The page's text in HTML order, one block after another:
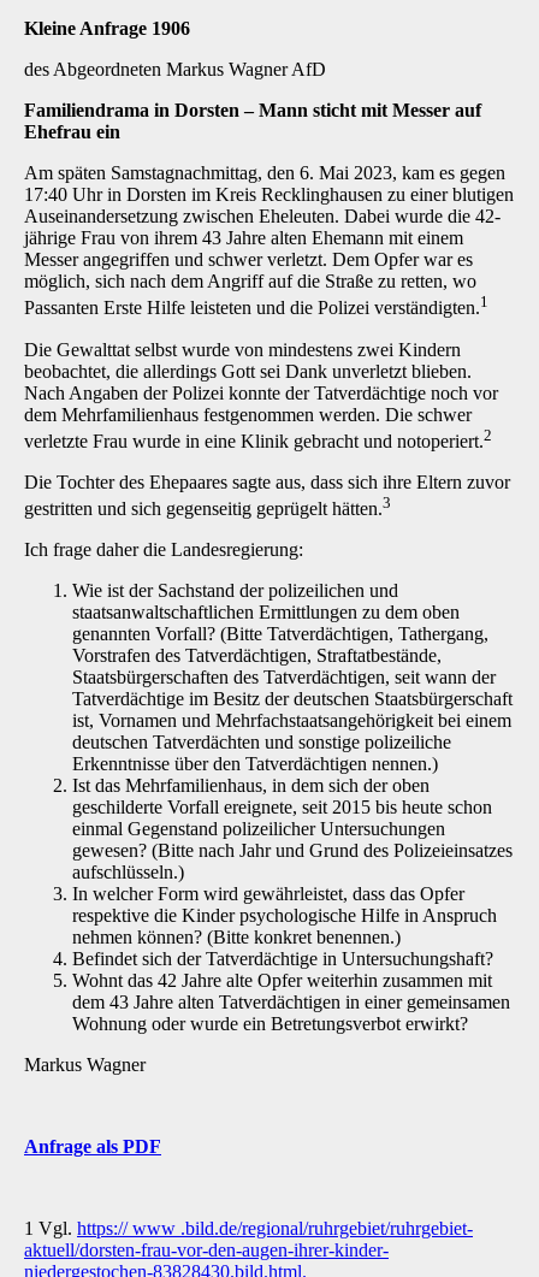
Kleine Anfrage 1906
des Abgeordneten Markus Wagner AfD
Familiendrama in Dorsten–Mann sticht mit Messer auf
Ehefrau ein
Am späten Samstagnachmittag, den 6. Mai 2023, kam es gegen
17:40 Uhr in Dorsten im Kreis Recklinghausen zu einer blutigen
Auseinandersetzung zwischen Eheleuten. Dabei wurde die 42-
jährige Frau von ihrem 43 Jahre alten Ehemann mit einem
Messer angegriffen und schwer verletzt. Dem Opfer war es
möglich, sich nach dem Angriff auf die Straße zu retten, wo
Passanten Erste Hilfe leisteten und die Polizei verständigten.1
Die Gewalttat selbst wurde von mindestens zwei Kindern
beobachtet, die allerdings Gott sei Dank unverletzt blieben.
Nach Angaben der Polizei konnte der Tatverdächtige noch vor
dem Mehrfamilienhaus festgenommen werden. Die schwer
verletzte Frau wurde in eine Klinik gebracht und notoperiert.2
Die Tochter des Ehepaares sagte aus, dass sich ihre Eltern zuvor
gestritten und sich gegenseitig geprügelt hätten.3
Ich frage daher die Landesregierung:
Wie ist der Sachstand der polizeilichen und
staatsanwaltschaftlichen Ermittlungen zu dem oben
genannten Vorfall? (Bitte Tatverdächtigen, Tathergang,
Vorstrafen des Tatverdächtigen, Straftatbestände,
Staatsbürgerschaften des Tatverdächtigen, seit wann der
Tatverdächtige im Besitz der deutschen Staatsbürgerschaft
ist, Vornamen und Mehrfachstaatsangehörigkeit bei einem
deutschen Tatverdächten und sonstige polizeiliche
Erkenntnisse über den Tatverdächtigen nennen.)
Ist das Mehrfamilienhaus, in dem sich der oben
geschilderte Vorfall ereignete, seit 2015 bis heute schon
einmal Gegenstand polizeilicher Untersuchungen
gewesen? (Bitte nach Jahr und Grund des Polizeieinsatzes
aufschlüsseln.)
In welcher Form wird gewährleistet, dass das Opfer
respektive die Kinder psychologische Hilfe in Anspruch
nehmen können? (Bitte konkret benennen.)
Befindet sich der Tatverdächtige in Untersuchungshaft?
Wohnt das 42 Jahre alte Opfer weiterhin zusammen mit
dem 43 Jahre alten Tatverdächtigen in einer gemeinsamen
Wohnung oder wurde ein Betretungsverbot erwirkt?
Markus Wagner
Anfrage als PDF
1 Vgl. https:// www .bild.de/regional/ruhrgebiet/ruhrgebiet-
aktuell/dorsten-frau-vor-den-augen-ihrer-kinder-
niedergestochen-83828430.bild.html.